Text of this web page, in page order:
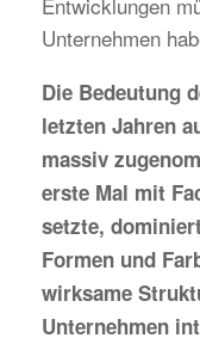
Unternehmen
Die Bedeutung
letzten Jahren
massiv
erste Mal mit
setzte,
Formen und
wirksame
Unternehmen